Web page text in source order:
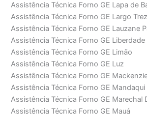
Assistência Técnica Forno GE Lapa de
Assistência Técnica Forno GE Largo
Assistência Técnica Forno GE Lauzane
Assistência Técnica Forno GE Liberdade
Assistência Técnica Forno GE Limão
Assistência Técnica Forno GE Luz
Assistência Técnica Forno GE
Assistência Técnica Forno GE Mandaqui
Assistência Técnica Forno GE Marechal
Assistência Técnica Forno GE Mauá